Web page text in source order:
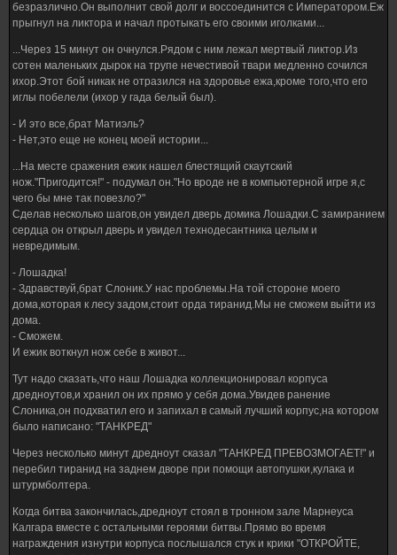
безразлично.Он выполнит свой долг и воссоединится с Императором.Еж
прыгнул на ликтора и начал протыкать его своими иголками...
...Через 15 минут он очнулся.Рядом с ним лежал мертвый ликтор.Из
сотен маленьких дырок на трупе нечестивой твари медленно сочился
ихор.Этот бой никак не отразился на здоровье ежа,кроме того,что его
иглы побелели (ихор у гада белый был).
- И это все,брат Матиэль?
- Нет,это еще не конец моей истории...
...На месте сражения ежик нашел блестящий скаутский
нож."Пригодится!" - подумал он."Но вроде не в компьютерной игре я,с
чего бы мне так повезло?"
Сделав несколько шагов,он увидел дверь домика Лошадки.С замиранием
сердца он открыл дверь и увидел технодесантника целым и
невредимым.
- Лошадка!
- Здравствуй,брат Слоник.У нас проблемы.На той стороне моего
дома,которая к лесу задом,стоит орда тиранид.Мы не сможем выйти из
дома.
- Сможем.
И ежик воткнул нож себе в живот...
Тут надо сказать,что наш Лошадка коллекционировал корпуса
дредноутов,и хранил он их прямо у себя дома.Увидев ранение
Слоника,он подхватил его и запихал в самый лучший корпус,на котором
было написано: "ТАНКРЕД"
Через несколько минут дредноут сказал "ТАНКРЕД ПРЕВОЗМОГАЕТ!" и
перебил тиранид на заднем дворе при помощи автопушки,кулака и
штурмболтера.
Когда битва закончилась,дредноут стоял в тронном зале Марнеуса
Калгара вместе с остальными героями битвы.Прямо во время
награждения изнутри корпуса послышался стук и крики "ОТКРОЙТЕ,